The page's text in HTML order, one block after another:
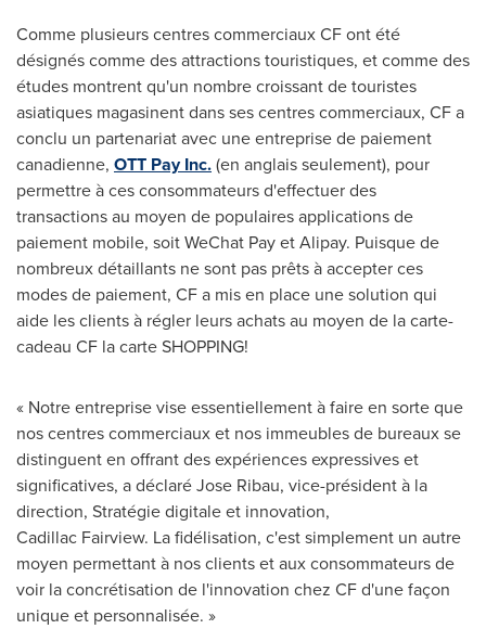
Comme plusieurs centres commerciaux CF ont été
désignés comme des attractions touristiques, et comme des
études montrent qu'un nombre croissant de touristes
asiatiques magasinent dans ses centres commerciaux, CF a
conclu un partenariat avec une entreprise de paiement
canadienne, OTT Pay Inc.(en anglais seulement), pour
permettre à ces consommateurs d'effectuer des
transactions au moyen de populaires applications de
paiement mobile, soit WeChat Pay et Alipay. Puisque de
nombreux détaillants ne sont pas prêts à accepter ces
modes de paiement, CF a mis en place une solution qui
aide les clients à régler leurs achats au moyen de la carte-
cadeau CF la carte SHOPPING!
« Notre entreprise vise essentiellement à faire en sorte que
nos centres commerciaux et nos immeubles de bureaux se
distinguent en offrant des expériences expressives et
significatives, a déclaré Jose Ribau, vice-président à la
direction, Stratégie digitale et innovation,
Cadillac Fairview. La fidélisation, c'est simplement un autre
moyen permettant à nos clients et aux consommateurs de
voir la concrétisation de l'innovation chez CF d'une façon
unique et personnalisée. »